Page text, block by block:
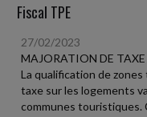
Fiscal TPE
27/02/2023
MAJORATION DE
La qualification de
taxe sur les logements
communes touristiques.